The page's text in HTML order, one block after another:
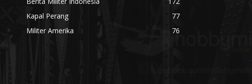
Kapal Perang
77
Militer Amerika
76